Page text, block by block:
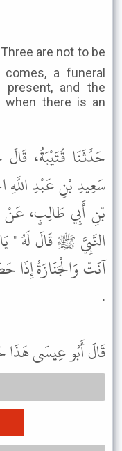
a funeral
and the
when there is an
حَدَّثَنَا قُتَيْبَةُ،
سَعِيدِ بْنِ عَبْدِ
بْنِ أَبِي طَالِبٍ، عَنْ
النَّبِيَّ ﷺ قَالَ لَهُ "
آنَتْ وَالْجَنَازَةُ إِذَا
.
قَالَ أَبُو عِيسَى